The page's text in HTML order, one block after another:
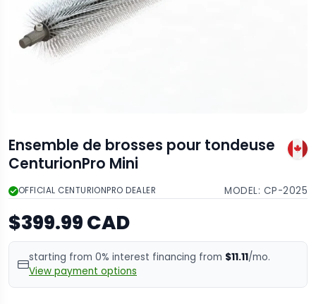
Ensemble de brosses pour tondeuse
CenturionPro Mini
OFFICIAL CENTURIONPRO DEALER MODEL: CP-2025
$399.99 CAD
starting from 0% interest financing from $11.11/mo.
View payment options